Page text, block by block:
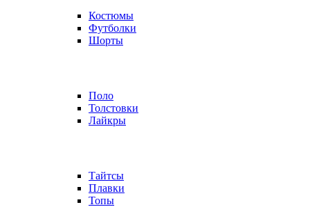
Костюмы
Футболки
Шорты
Поло
Толстовки
Лайкры
Тайтсы
Плавки
Топы